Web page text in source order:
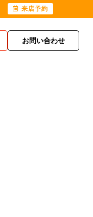
お問い合わせ
来店予約